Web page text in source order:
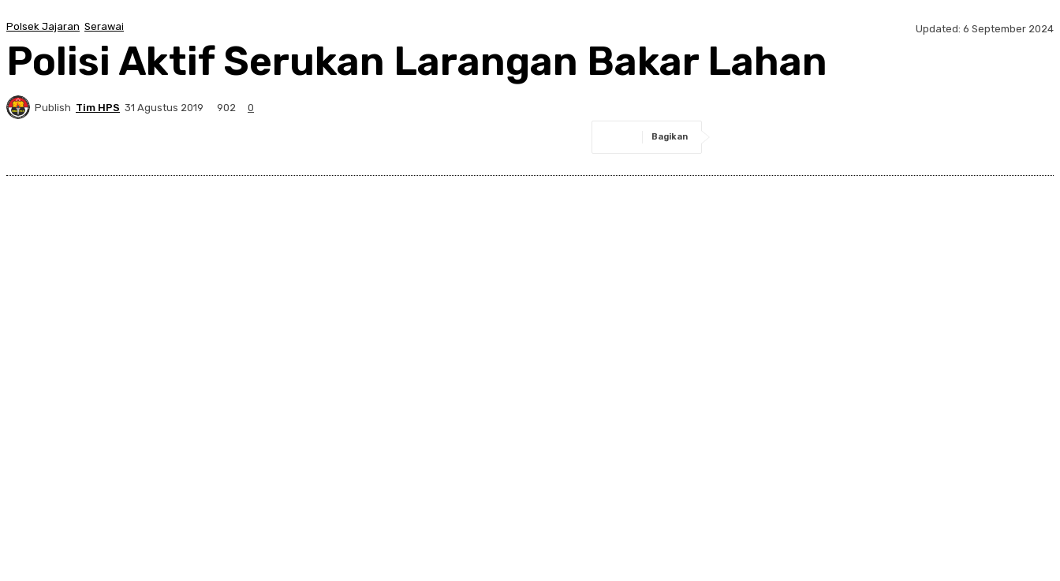
Polsek Jajaran Serawai Updated: 6 September 2024
Polisi Aktif Serukan Larangan Bakar Lahan
Publish Tim HPS 31 Agustus 2019 902 0
Bagikan